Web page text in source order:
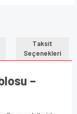
Taksit
Seçenekleri
–